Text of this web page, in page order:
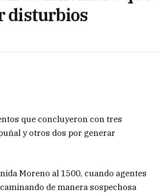
disturbios
que concluyeron con tres
y otros dos por generar
Moreno al 1500, cuando agentes
de manera sospechosa